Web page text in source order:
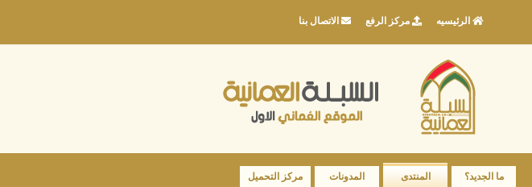
الرئيسيه مركز الرفع الاتصال بنا
ما الجديد؟ المنتدى المدونات مركز التحميل